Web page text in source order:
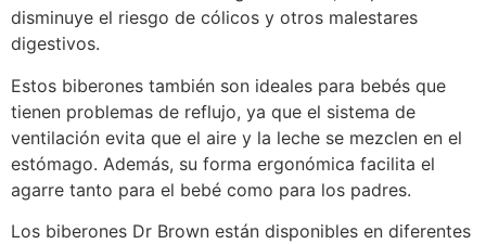
disminuye el riesgo de cólicos y otros malestares
digestivos.
Estos biberones también son ideales para bebés que
tienen problemas de reflujo, ya que el sistema de
ventilación evita que el aire y la leche se mezclen en el
estómago. Además, su forma ergonómica facilita el
agarre tanto para el bebé como para los padres.
Los biberones Dr Brown están disponibles en diferentes